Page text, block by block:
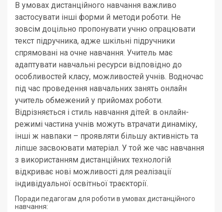
В умовах дистанційного навчання важливо
застосувати інші форми й методи роботи. Не
зовсім доцільно пропонувати учню опрацювати
текст підручника, адже шкільні підручники
спрямовані на очне навчання. Учитель має
адаптувати навчальні ресурси відповідно до
особливостей класу, можливостей учнів. Водночас
під час проведення навчальних занять онлайн
учитель обмежений у прийомах роботи.
Відрізняється і стиль навчання дітей: в онлайн-
режимі частина учнів можуть втрачати динаміку,
інші ж навпаки – проявляти більшу активність та
ліпше засвоювати матеріал. У той же час навчання
з використанням дистанційних технологій
відкриває нові можливості для реалізації
індивідуальної освітньої траєкторії.
Поради педагогам для роботи в умовах дистанційного
навчання: